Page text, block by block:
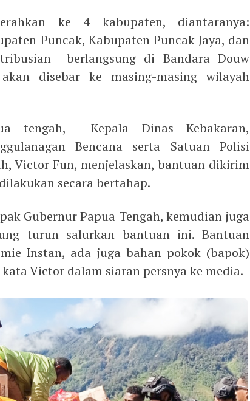
ke 4 kabupaten, diantaranya:
Puncak, Kabupaten Puncak Jaya, dan
berlangsung di Bandara Douw
disebar ke masing-masing wilayah
tengah, Kepala Dinas Kebakaran,
Bencana serta Satuan Polisi
Victor Fun, menjelaskan, bantuan dikirim
secara bertahap.
Gubernur Papua Tengah, kemudian juga
turun salurkan bantuan ini. Bantuan
Instan, ada juga bahan pokok (bapok)
Victor dalam siaran persnya ke media.